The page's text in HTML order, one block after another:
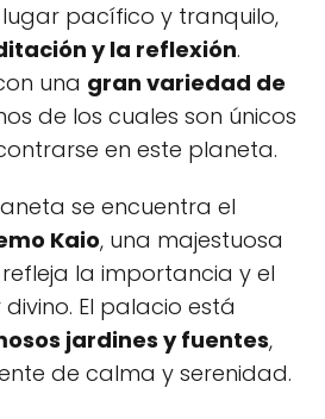
lugar pacífico y tranquilo,
y la reflexión.
una gran variedad de
de los cuales son únicos
en este planeta.
se encuentra el
Kaio, una majestuosa
la importancia y el
El palacio está
jardines y fuentes,
de calma y serenidad.